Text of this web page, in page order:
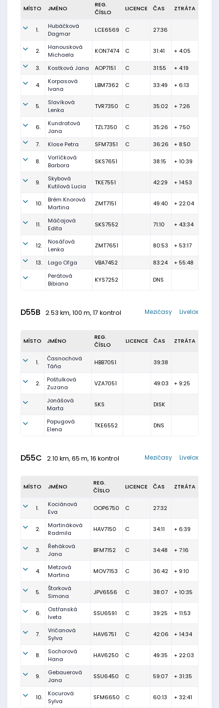
MÍSTO JMÉNO
REG.
ČÍSLO
LICENCE ČAS ZTRÁTA
1.
Hubáčková
Dagmar
LCE6569 C 27:36
2.
Hanousková
Michaela
KON7474 C 31:41 + 4:05
3. Kostková Jana AOP7151 C 31:55 + 4:19
4.
Korpasová
Ivana
LBM7362 C 33:49 + 6:13
5.
Slavíková
Lenka
TVR7350 C 35:02 + 7:26
6.
Kundratová
Jana
TZL7350 C 35:26 + 7:50
7. Klose Petra SFM7351 C 36:26 + 8:50
8.
Vorlíčková
Barbora
SKS7651 38:15 + 10:39
9.
Skybová
Kutilová Lucia
TKE7551 42:29 + 14:53
10.
Brém Knorová
Martina
ZMT7151 49:40 + 22:04
11.
Máčajová
Edita
SKS7552 71:10 + 43:34
12.
Nosáľová
Lenka
ZMT7651 80:53 + 53:17
13. Lago Oľga VBA7452 83:24
+ 55:48
Perátová
Bibiana
KYS7252 DNS
D55B 2.53 km, 100 m, 17 kontrol Livelox
Mezičasy
MÍSTO JMÉNO
REG.
ČÍSLO
LICENCE ČAS ZTRÁTA
1.
Časnochová
Táňa
HBB7051 39:38
2.
Poštulková
Zuzana
VZA7051 49:03 + 9:25
Jonášová
Marta
SKS DISK
Papugová
Elena
TKE6552 DNS
D55C 2.10 km, 65 m, 16 kontrol Livelox
Mezičasy
MÍSTO JMÉNO
REG.
ČÍSLO
LICENCE ČAS ZTRÁTA
1.
Kociánová
Eva
OOP6750 C 27:32
2.
Martináková
Radmila
HAV7150 C 34:11 + 6:39
3.
Řeháková
Jana
BFM7152 C 34:48 + 7:16
4.
Metzová
Martina
MOV7153 C 36:42 + 9:10
5.
Štorková
Simona
JPV6556 C 38:07 + 10:35
6.
Ostřanská
Iveta
SSU6591 C 39:25 + 11:53
7.
Vričanová
Sylva
HAV6751 C 42:06 + 14:34
8.
Sochorová
Hana
HAV6250 C 49:35 + 22:03
9.
Gebauerová
Jana
SSU6450 C 59:07 + 31:35
10.
Kocurová
Sylva
SFM6650 C 60:13 + 32:41